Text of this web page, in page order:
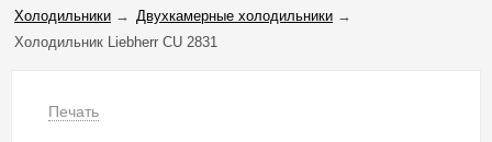
Холодильники → Двухкамерные холодильники →
Холодильник Liebherr CU 2831
Печать